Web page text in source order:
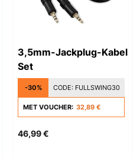
3,5mm-Jackplug-Kabel
Set
-30% CODE: FULLSWING30
MET VOUCHER: 32,89 €
46,99 €